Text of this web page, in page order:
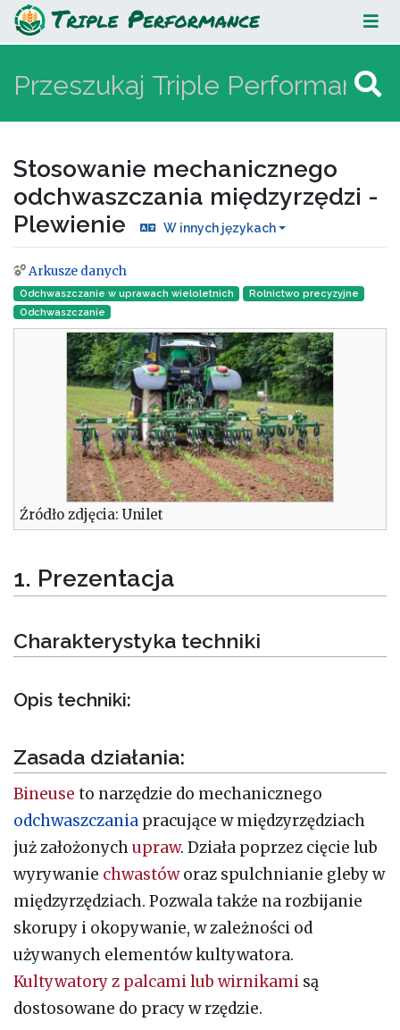
Stosowanie mechanicznego
odchwaszczania międzyrzędzi -
Plewienie
Stosowanie mechanicznego
odchwaszczania międzyrzędzi -
Plewienie
W innych językach
Skocz do:nawigacja
Arkusze danych
Odchwaszczanie w uprawach wieloletnich
Rolnictwo precyzyjne
Odchwaszczanie
Źródło zdjęcia: Unilet
1. Prezentacja
Charakterystyka techniki
Opis techniki:
Zasada działania:
Bineuse to narzędzie do mechanicznego
odchwaszczania pracujące w międzyrzędziach
już założonychupraw. Działa poprzez cięcie lub
wyrywanie chwastóworaz spulchnianie gleby w
międzyrzędziach. Pozwala także na rozbijanie
skorupy i okopywanie, w zależności od
używanych elementów kultywatora.
Kultywatory z palcami lub wirnikami są
dostosowane do pracy w rzędzie.